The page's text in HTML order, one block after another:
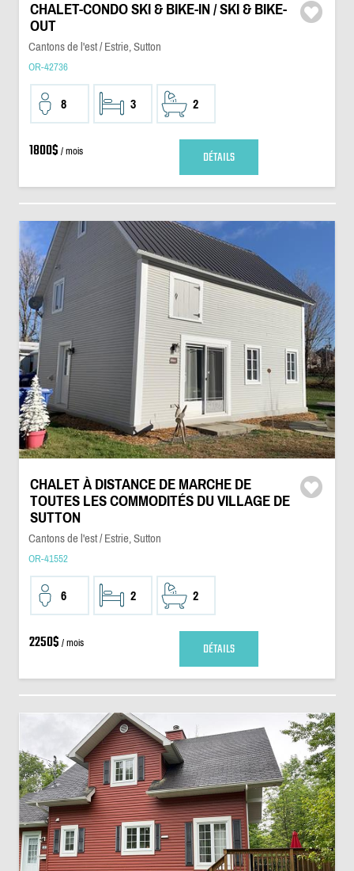
CHALET-CONDO SKI & BIKE-IN / SKI & BIKE-
OUT
Cantons de l'est / Estrie, Sutton
OR-42736
8 3 2
1800$ / mois DÉTAILS
CHALET À DISTANCE DE MARCHE DE
TOUTES LES COMMODITÉS DU VILLAGE DE
SUTTON
Cantons de l'est / Estrie, Sutton
OR-41552
6 2 2
2250$ / mois DÉTAILS